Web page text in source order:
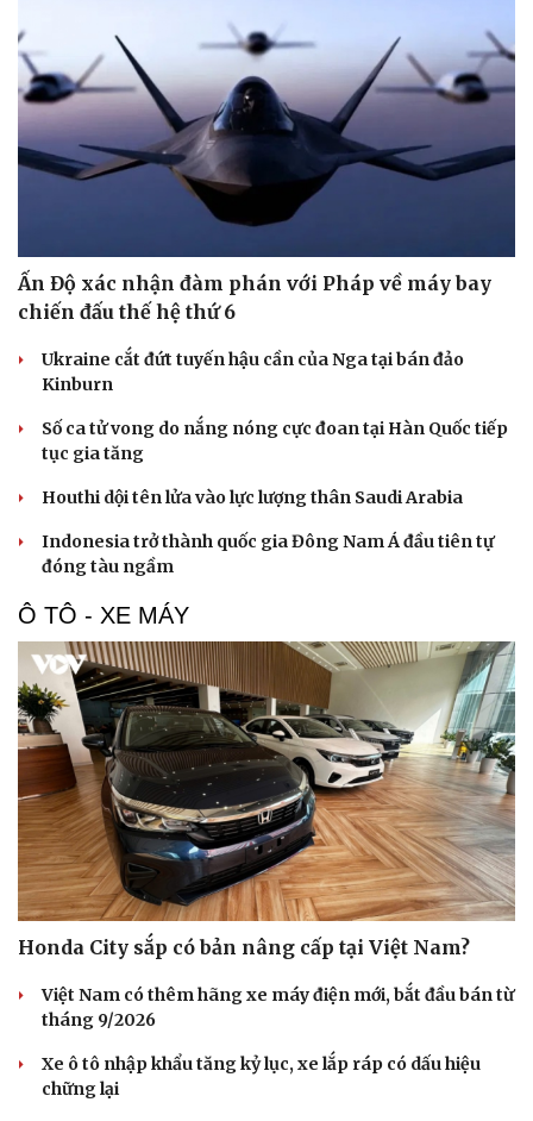
Du lịch
Tư vấn
check-in
Podcast
Câu chuyện thời sự
Cửa sổ tình yêu
Kể chuyện cho bé
Hạt giống tâm hồn
Ấn Độ xác nhận đàm phán với Pháp về máy bay
chiến đấu thế hệ thứ 6
Ukraine cắt đứt tuyến hậu cần của Nga tại bán đảo
Kinburn
Số ca tử vong do nắng nóng cực đoan tại Hàn Quốc tiếp
tục gia tăng
Houthi dội tên lửa vào lực lượng thân Saudi Arabia
Indonesia trở thành quốc gia Đông Nam Á đầu tiên tự
đóng tàu ngầm
Ô TÔ - XE MÁY
Honda City sắp có bản nâng cấp tại Việt Nam?
Việt Nam có thêm hãng xe máy điện mới, bắt đầu bán từ
tháng 9/2026
Xe ô tô nhập khẩu tăng kỷ lục, xe lắp ráp có dấu hiệu
chững lại